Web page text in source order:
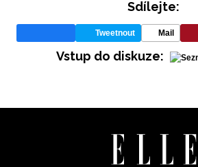
Sdílejte:
Tweetnout Mail
Vstup do diskuze: